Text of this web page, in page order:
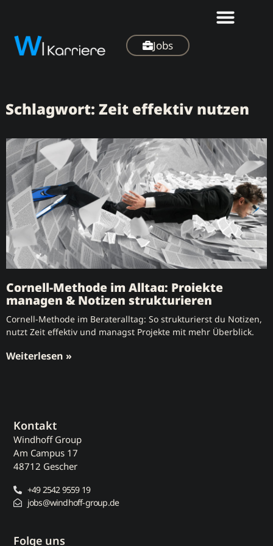
Jobs
Schlagwort: Zeit effektiv nutzen
Cornell-Methode im Alltag: Projekte
managen & Notizen strukturieren
Cornell-Methode im Berateralltag: So strukturierst du Notizen,
nutzt Zeit effektiv und managst Projekte mit mehr Überblick.
Weiterlesen »
Kontakt
Windhoff Group
Am Campus 17
48712 Gescher
+49 2542 9559 19
jobs@windhoff-group.de
Folge uns